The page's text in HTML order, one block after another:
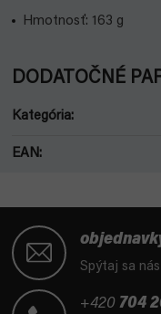
Hmotnosť: 163 g
DODATOČNÉ
Kategória:
EAN:
Spýtaj sa
+420 704